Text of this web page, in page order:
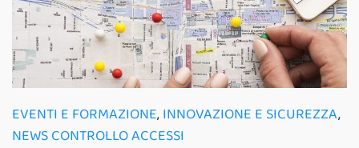
EVENTI E FORMAZIONE,INNOVAZIONE E SICUREZZA,
NEWS CONTROLLO ACCESSI